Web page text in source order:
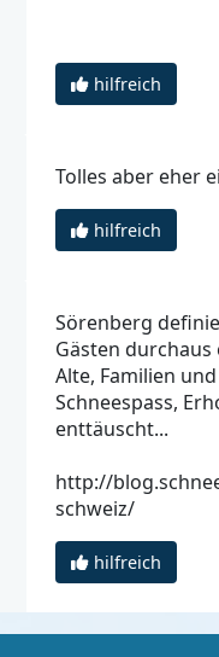
hilfreich
Tolles aber eher
hilfreich
Sörenberg
Gästen durchaus
Alte, Familien
Schneespass,
enttäuscht...
http://
schweiz/
hilfreich